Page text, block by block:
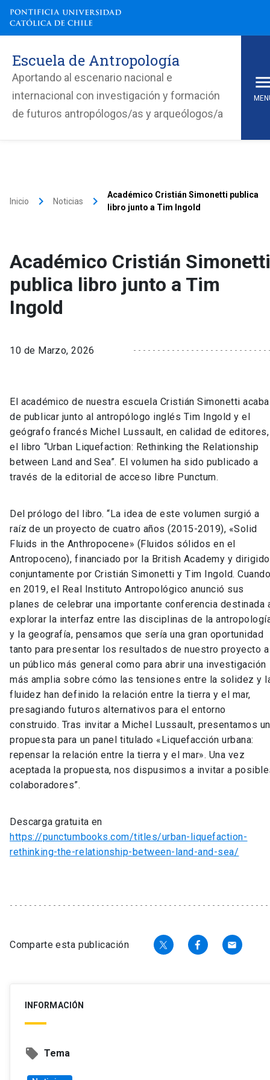
Escuela de Antropología
Aportando al escenario nacional e
internacional con investigación y formación
de futuros antropólogos/as y arqueólogos/a
Inicio keyboard_arrow_right Noticias keyboard_arrow_right
Académico Cristián Simonetti publica
libro junto a Tim Ingold
Académico Cristián Simonetti
publica libro junto a Tim
Ingold
10 de Marzo, 2026
El académico de nuestra escuela Cristián Simonetti acaba
de publicar junto al antropólogo inglés Tim Ingold y el
geógrafo francés Michel Lussault, en calidad de editores,
el libro “Urban Liquefaction: Rethinking the Relationship
between Land and Sea”. El volumen ha sido publicado a
través de la editorial de acceso libre Punctum.
Del prólogo del libro. “La idea de este volumen surgió a
raíz de un proyecto de cuatro años (2015-2019), «Solid
Fluids in the Anthropocene» (Fluidos sólidos en el
Antropoceno), financiado por la British Academy y dirigido
conjuntamente por Cristián Simonetti y Tim Ingold.
en 2019, el Real Instituto Antropológico anunció sus
planes de celebrar una importante conferencia destinada
explorar la interfaz entre las disciplinas de la
y la geografía, pensamos que sería una gran oportunidad
tanto para presentar los resultados de nuestro proyecto a
un público más general como para abrir una investigación
más amplia sobre cómo las tensiones entre la solidez y
fluidez han definido la relación entre la tierra y el mar,
presagiando futuros alternativos para el entorno
construido. Tras invitar a Michel Lussault, presentamos
propuesta para un panel titulado «Liquefacción urbana:
repensar la relación entre la tierra y el mar». Una vez
aceptada la propuesta, nos dispusimos a invitar a
colaboradores”.
Descarga gratuita en
https://punctumbooks.com/titles/urban-liquefaction-
rethinking-the-relationship-between-land-and-sea/
Comparte esta publicación email
INFORMACIÓN
local_offer Tema